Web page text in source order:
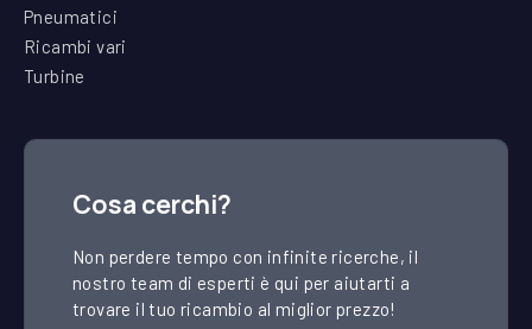
Pneumatici
Ricambi vari
Turbine
Cosa cerchi?
Non perdere tempo con infinite ricerche, il
nostro team di esperti è qui per aiutarti a
trovare il tuo ricambio al miglior prezzo!